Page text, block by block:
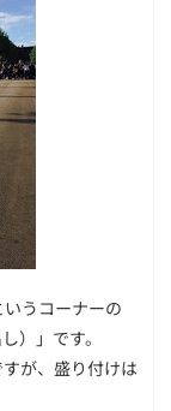
うコーナーの
）」です。
が、盛り付けは